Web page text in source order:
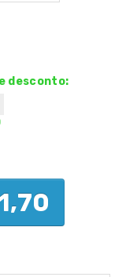
desconto: